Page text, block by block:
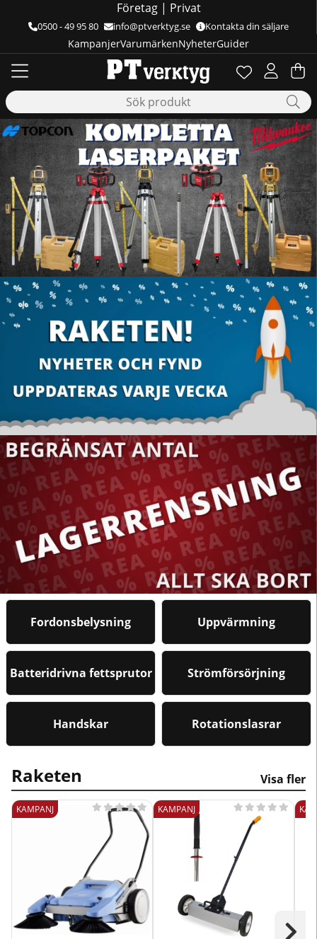
Företag| Privat
0500 - 49 95 80 info@ptverktyg.se Kontakta din säljare
Önskelista
Antal i
. .
KampanjerVarumärkenNyheterGuider
Fordonsbelysning Uppvärmning
Batteridrivna fettsprutor Strömförsörjning
Handskar Rotationslasrar
Raketen Visa fler
KAMPANJ    KAMPANJ     